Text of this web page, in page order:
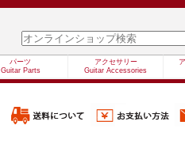
パーツ
Guitar Parts
アクセサリー
Guitar Accessories